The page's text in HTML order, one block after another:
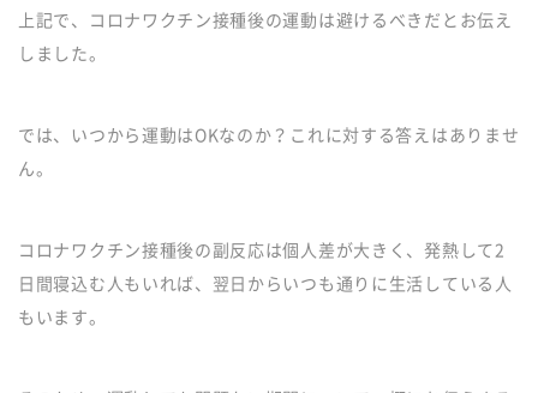
上記で、コロナワクチン接種後の運動は避けるべきだとお伝え
しました。
では、いつから運動はOKなのか？これに対する答えはありませ
ん。
コロナワクチン接種後の副反応は個人差が大きく、発熱して2
日間寝込む人もいれば、翌日からいつも通りに生活している人
もいます。